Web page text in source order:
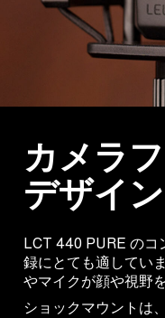
カメラ
デザイン
LCT 440 PURE のコ
録にとても適してい
やマイクが顔や視野
ショックマウントは